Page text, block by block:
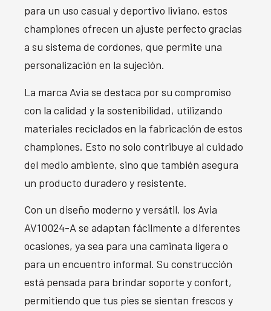
para un uso casual y deportivo liviano, estos
championes ofrecen un ajuste perfecto gracias
a su sistema de cordones, que permite una
personalización en la sujeción.
La marca Avia se destaca por su compromiso
con la calidad y la sostenibilidad, utilizando
materiales reciclados en la fabricación de estos
championes. Esto no solo contribuye al cuidado
del medio ambiente, sino que también asegura
un producto duradero y resistente.
Con un diseño moderno y versátil, los Avia
AV10024-A se adaptan fácilmente a diferentes
ocasiones, ya sea para una caminata ligera o
para un encuentro informal. Su construcción
está pensada para brindar soporte y confort,
permitiendo que tus pies se sientan frescos y